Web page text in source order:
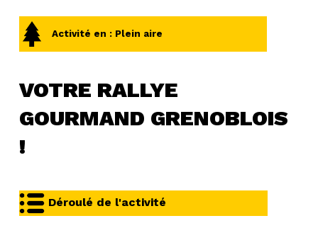
Activité en : Plein aire
VOTRE RALLYE
GOURMAND GRENOBLOIS
!
Déroulé de l'activité